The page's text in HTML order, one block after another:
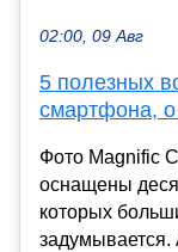
02:00, 09 Авг
5 полезных
смартфона,
Фото Magnific
оснащены
которых
задумывается.